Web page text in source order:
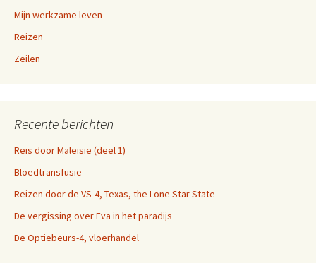
Mijn werkzame leven
Reizen
Zeilen
Recente berichten
Reis door Maleisië (deel 1)
Bloedtransfusie
Reizen door de VS-4, Texas, the Lone Star State
De vergissing over Eva in het paradijs
De Optiebeurs-4, vloerhandel